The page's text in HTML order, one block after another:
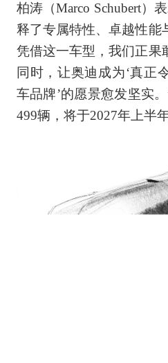
柏涛（Marco Schubert）
释了专属特性、卓越性能
凭借这一车型，我们正果
同时，让奥迪成为‘真正
车品牌’的愿景愈发坚实
499辆，将于2027年上半